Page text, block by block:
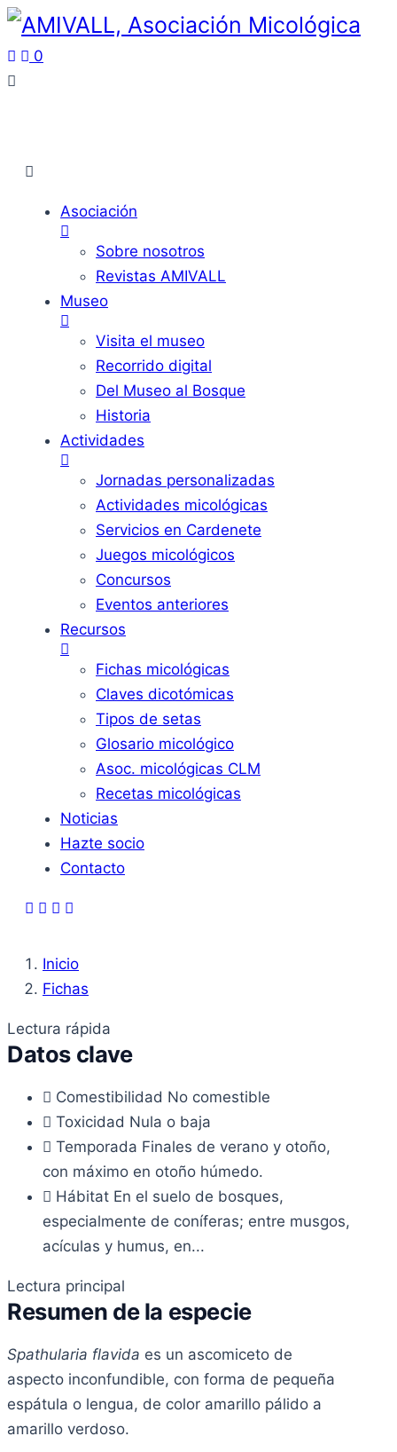
0
Asociación
Sobre nosotros
Revistas AMIVALL
Museo
Visita el museo
Recorrido digital
Del Museo al Bosque
Historia
Actividades
Jornadas personalizadas
Actividades micológicas
Servicios en Cardenete
Juegos micológicos
Concursos
Eventos anteriores
Recursos
Fichas micológicas
Claves dicotómicas
Tipos de setas
Glosario micológico
Asoc. micológicas CLM
Recetas micológicas
Noticias
Hazte socio
Contacto
Inicio
Fichas
Lectura rápida
Datos clave
Comestibilidad No comestible
Toxicidad Nula o baja
Temporada Finales de verano y otoño,
con máximo en otoño húmedo.
Hábitat En el suelo de bosques,
especialmente de coníferas; entre musgos,
acículas y humus, en...
Lectura principal
Resumen de la especie
Spathularia flavida es un ascomiceto de
aspecto inconfundible, con forma de pequeña
espátula o lengua, de color amarillo pálido a
amarillo verdoso.